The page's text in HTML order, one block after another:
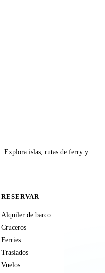
Explora islas, rutas de ferry y
RESERVAR
Alquiler de barco
Cruceros
Ferries
Traslados
Vuelos